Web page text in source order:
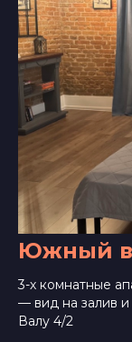
Южный
3-х комнатные
— вид на залив
Валу 4/2